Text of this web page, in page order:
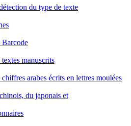
du type de texte
Barcode
manuscrits
arabes écrits en lettres moulées
du japonais et